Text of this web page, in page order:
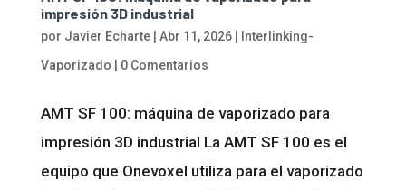
impresión 3D industrial
por Javier Echarte| Abr 11, 2026|
Interlinking-
Vaporizado
0 Comentarios
AMT SF 100: máquina de vaporizado para
impresión 3D industrial La AMT SF 100 es el
equipo que Onevoxel utiliza para el vaporizado